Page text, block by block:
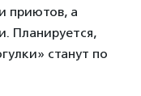
приютов, а
Планируется,
станут по